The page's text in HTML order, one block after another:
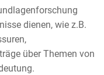
dienen, wie z.B.
über Themen von